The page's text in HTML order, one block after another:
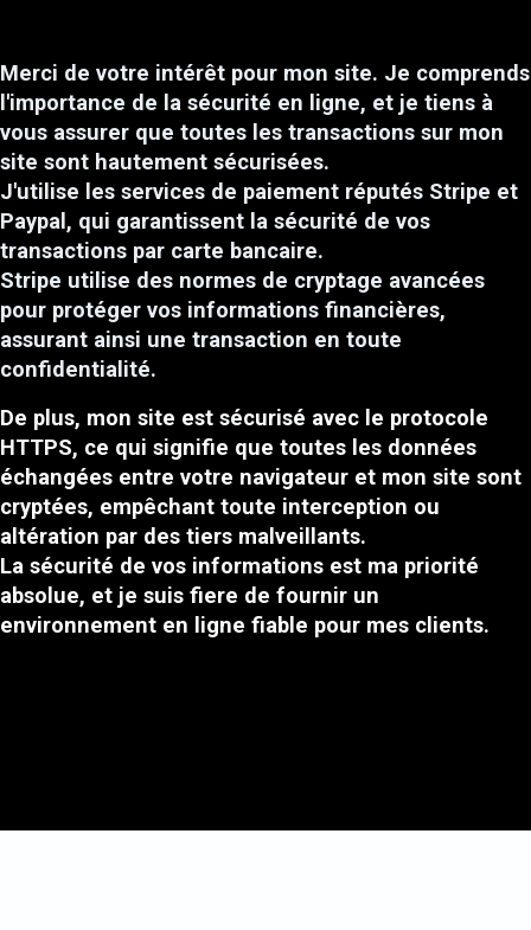
Merci de votre intérêt pour mon site. Je comprends
l'importance de la sécurité en ligne, et je tiens à
vous assurer que toutes les transactions sur mon
site sont hautement sécurisées.
J'utilise les services de paiement réputés Stripe et
Paypal, qui garantissent la sécurité de vos
transactions par carte bancaire.
Stripe utilise des normes de cryptage avancées
pour protéger vos informations financières,
assurant ainsi une transaction en toute
confidentialité.
De plus, mon site est sécurisé avec le protocole
HTTPS, ce qui signifie que toutes les données
échangées entre votre navigateur et mon site sont
cryptées, empêchant toute interception ou
altération par des tiers malveillants.
La sécurité de vos informations est ma priorité
absolue, et je suis fiere de fournir un
environnement en ligne fiable pour mes clients.